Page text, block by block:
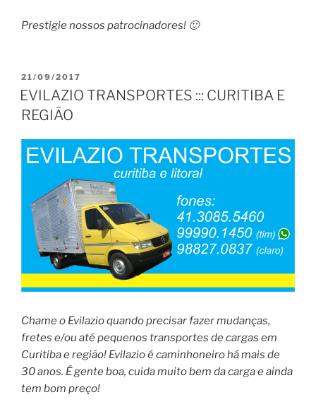
Prestigie nossos patrocinadores! 🙂
PUBLICADO
EM
21/09/2017
EVILAZIO TRANSPORTES ::: CURITIBA E
REGIÃO
Chame o Evilazio quando precisar fazer mudanças,
fretes e/ou até pequenos transportes de cargas em
Curitiba e região! Evilazio é caminhoneiro há mais de
30 anos. É gente boa, cuida muito bem da carga e ainda
tem bom preço!